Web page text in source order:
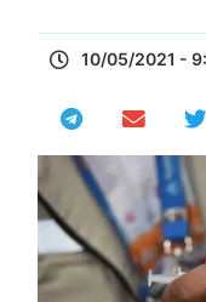
10/05/2021 -